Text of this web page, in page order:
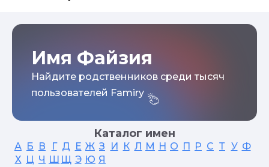
Имя Файзия
Найдите родственников среди тысяч
пользователей Famiry
Каталог имен
А Б В Г Д Е Ж З И К Л М Н О П Р С Т У Ф
Х Ц Ч Ш Щ Э Ю Я